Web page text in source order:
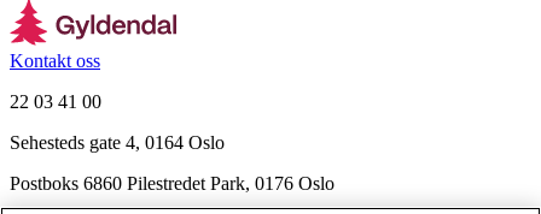
Kontakt oss
22 03 41 00
Sehesteds gate 4, 0164 Oslo
Postboks 6860 Pilestredet Park, 0176 Oslo